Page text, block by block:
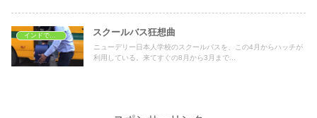
インドで子育て スクールバス狂想曲
ニューデリー日本人学校のスクールバスを、この4月からハッチが
利用している。来てすぐの8月から3月まで...